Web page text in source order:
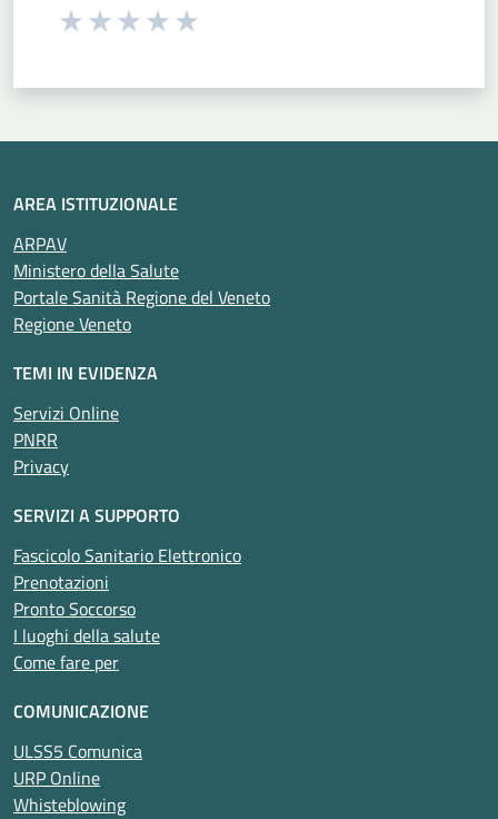
Seleziona una valutazione da 1 a 5 stelle
AREA ISTITUZIONALE
ARPAV
Ministero della Salute
Portale Sanità Regione del Veneto
Regione Veneto
TEMI IN EVIDENZA
Servizi Online
PNRR
Privacy
SERVIZI A SUPPORTO
Fascicolo Sanitario Elettronico
Prenotazioni
Pronto Soccorso
I luoghi della salute
Come fare per
COMUNICAZIONE
ULSS5 Comunica
URP Online
Whisteblowing